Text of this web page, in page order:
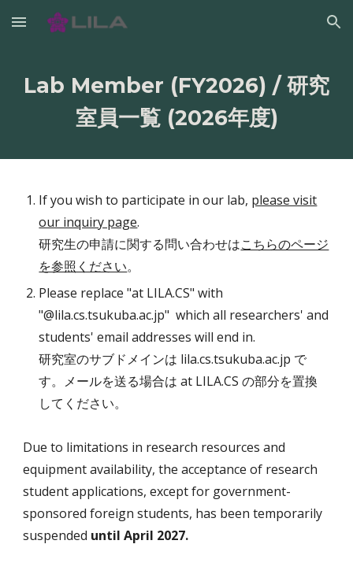
Skip to main content Skip to navigation
Lab Member (FY2026) / 研究
室員一覧 (2026年度)
If you wish to participate in our lab, please visit
our inquiry page.
研究生の申請に関する問い合わせはこちらのページ
を参照ください。
Please replace "at LILA.CS" with
"@lila.cs.tsukuba.ac.jp" which all researchers' and
students' email addresses will end in.
研究室のサブドメインは lila.cs.tsukuba.ac.jp で
す。メールを送る場合は at LILA.CS の部分を置換
してください。
Due to limitations in research resources and
equipment availability, the acceptance of research
student applications, except for government-
sponsored foreign students, has been temporarily
suspended until April 2027.